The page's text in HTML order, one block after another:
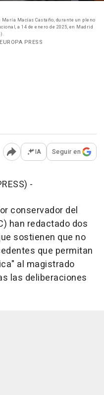
Macías Castaño, durante un pleno
a 14 de enero de 2025, en Madrid
PRESS
Abrir opciones para
IA Seguir en
-
conservador del
han redactado dos
sostienen que no
que permitan
al magistrado
las deliberaciones